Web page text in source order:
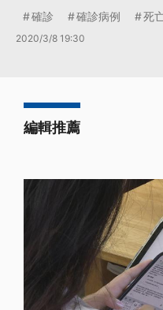
確診 確診病例 死
2020/3/8 19:30
編輯推薦